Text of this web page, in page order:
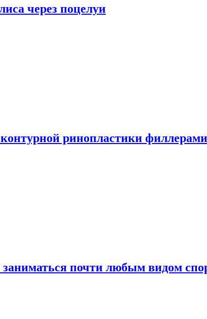
через поцелуи
ринопластики филлерами
почти любым видом